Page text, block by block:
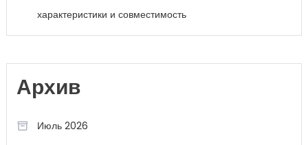
характеристики и совместимость
Архив
Июль 2026